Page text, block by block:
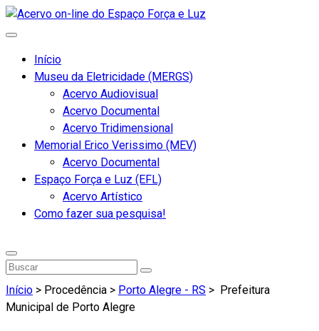
Início
Museu da Eletricidade (MERGS)
Acervo Audiovisual
Acervo Documental
Acervo Tridimensional
Memorial Erico Verissimo (MEV)
Acervo Documental
Espaço Força e Luz (EFL)
Acervo Artístico
Como fazer sua pesquisa!
Início > Procedência > Porto Alegre - RS > Prefeitura
Municipal de Porto Alegre